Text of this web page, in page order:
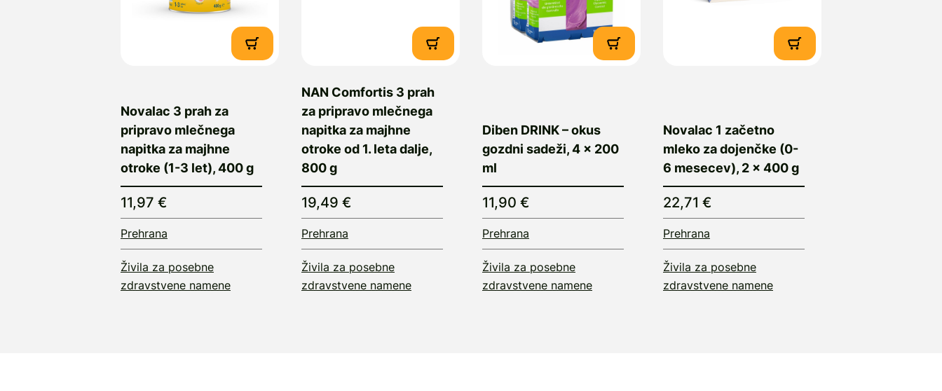
Novalac 3 prah za
pripravo mlečnega
napitka za majhne
otroke (1-3 let), 400 g
11,97 €
Prehrana
Živila za posebne
zdravstvene namene
NAN Comfortis 3 prah
za pripravo mlečnega
napitka za majhne
otroke od 1. leta dalje,
800 g
19,49 €
Prehrana
Živila za posebne
zdravstvene namene
Diben DRINK – okus
gozdni sadeži, 4 x 200
ml
11,90 €
Prehrana
Živila za posebne
zdravstvene namene
Novalac 1 začetno
mleko za dojenčke (0-
6 mesecev), 2 x 400 g
22,71 €
Prehrana
Živila za posebne
zdravstvene namene